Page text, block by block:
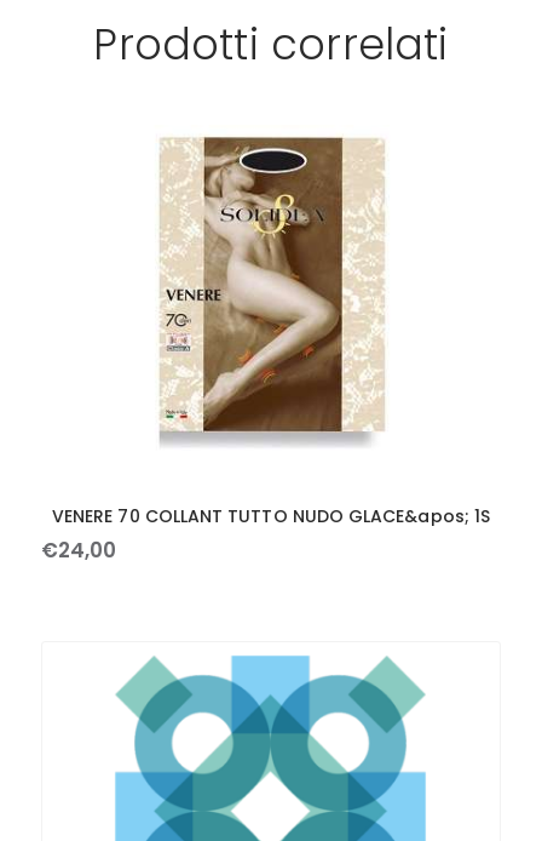
Prodotti correlati
VENERE 70 COLLANT TUTTO NUDO GLACE&apos; 1S
€24,00